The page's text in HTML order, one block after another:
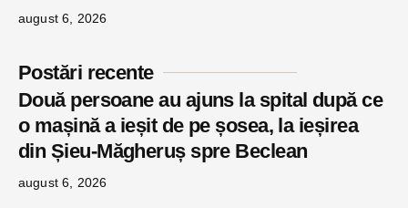
august 6, 2026
Postări recente
Două persoane au ajuns la spital după ce
o mașină a ieșit de pe șosea, la ieșirea
din Șieu-Măgheruș spre Beclean
august 6, 2026